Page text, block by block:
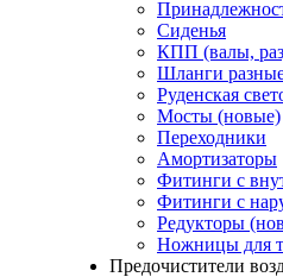
Сиденья
КПП (валы,
Шланги
Руденская
Мосты (новые)
Переходники
Амортизаторы
Фитинги с
Фитинги с
Редукторы
Ножницы для
Предочистители